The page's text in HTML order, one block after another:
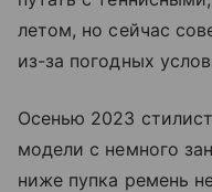
летом, но сейчас
из-за погодных
Осенью 2023
модели с немного
ниже пупка ремень